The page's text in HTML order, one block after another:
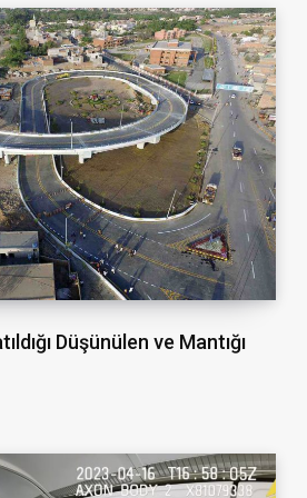
Düşünülen ve Mantığı